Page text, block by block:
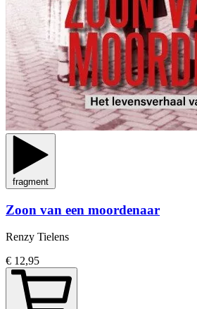
fragment
Zoon van een moordenaar
Renzy Tielens
€ 12,95